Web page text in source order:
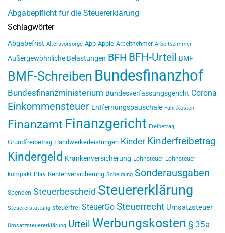
Abgabepflicht für die Steuererklärung
Schlagwörter
Abgabefrist Altersvorsorge App Apple Arbeitnehmer Arbeitszimmer
Außergewöhnliche Belastungen BFH BFH-Urteil BMF
BMF-Schreiben Bundesfinanzhof
Bundesfinanzministerium Bundesverfassungsgericht Corona
Einkommensteuer Entfernungspauschale Fahrtkosten
Finanzamt Finanzgericht Freibetrag
Grundfreibetrag Handwerkerleistungen Kinder Kinderfreibetrag
Kindergeld Krankenversicherung Lohnsteuer Lohnsteuer
kompakt Play Rentenversicherung Scheidung Sonderausgaben
Spenden Steuerbescheid Steuererklärung
Steuererstattung steuerfrei SteuerGo Steuerrecht Umsatzsteuer
Umsatzsteuererklärung Urteil Werbungskosten § 35a